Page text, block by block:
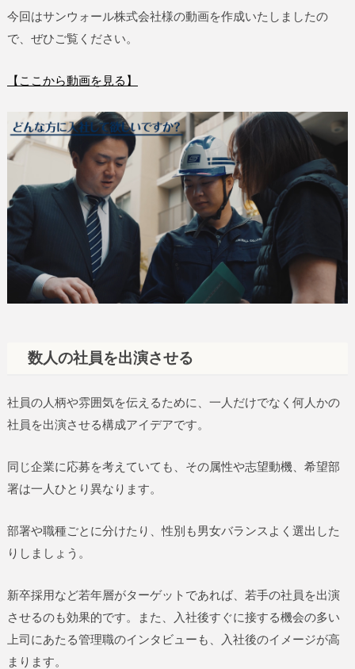
今回はサンウォール株式会社様の動画を作成いたしましたの
で、ぜひご覧ください。
【ここから動画を見る】
数人の社員を出演させる
社員の人柄や雰囲気を伝えるために、一人だけでなく何人かの
社員を出演させる構成アイデアです。
同じ企業に応募を考えていても、その属性や志望動機、希望部
署は一人ひとり異なります。
部署や職種ごとに分けたり、性別も男女バランスよく選出した
りしましょう。
新卒採用など若年層がターゲットであれば、若手の社員を出演
させるのも効果的です。また、入社後すぐに接する機会の多い
上司にあたる管理職のインタビューも、入社後のイメージが高
まります。